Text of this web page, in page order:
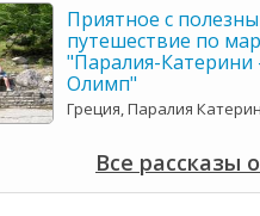
Приятное с
путешествие по
"Паралия-Катерини
Олимп"
Греция, Паралия
Все рассказы